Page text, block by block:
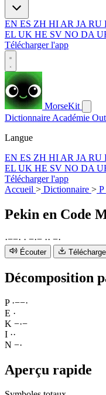
EN ES ZH HI AR JA RU
EL UK HE SV NO DA
Télécharger l'app
MorseKit
Dictionnaire Académie
Langue
EN ES ZH HI AR JA RU
EL UK HE SV NO DA
Télécharger l'app
Accueil > Dictionnaire > P
Pekin en Code
·−−· · −·− ·· −·
Écouter
Décomposition
P ·−−·
E ·
K −·−
I ··
N −·
Aperçu rapide